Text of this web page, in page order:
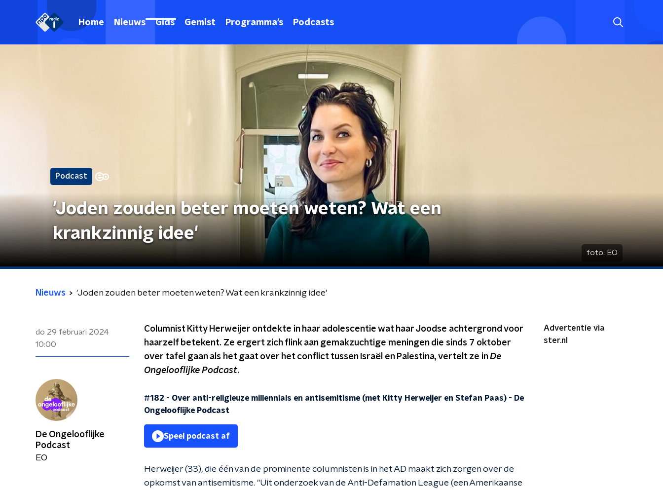
Home Nieuws Gids Gemist Programma's Podcasts
Podcast
'Joden zouden beter moeten weten? Wat een
krankzinnig idee'
foto: EO
Nieuws 'Joden zouden beter moeten weten? Wat een krankzinnig idee'
do 29 februari 2024
10:00
Columnist Kitty Herweijer ontdekte in haar adolescentie wat haar Joodse achtergrond voor
haarzelf betekent. Ze ergert zich flink aan gemakzuchtige meningen die sinds 7 oktober
over tafel gaan als het gaat over het conflict tussen Israël en Palestina, vertelt ze inDe
Ongelooflijke Podcast.
#182 - Over anti-religieuze millennials en antisemitisme (met Kitty Herweijer en Stefan Paas) - De
Ongelooflijke Podcast
Speel podcast af
Herweijer (33), die één van de prominente columnisten is in het AD maakt zich zorgen over de
opkomst van antisemitisme. "Uit onderzoek van de Anti-Defamation League (een Amerikaanse
Advertentie via
ster.nl
De Ongelooflijke
Podcast
EO